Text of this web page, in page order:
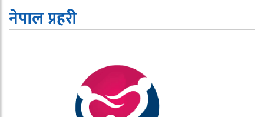
नेपाल प्रहरी